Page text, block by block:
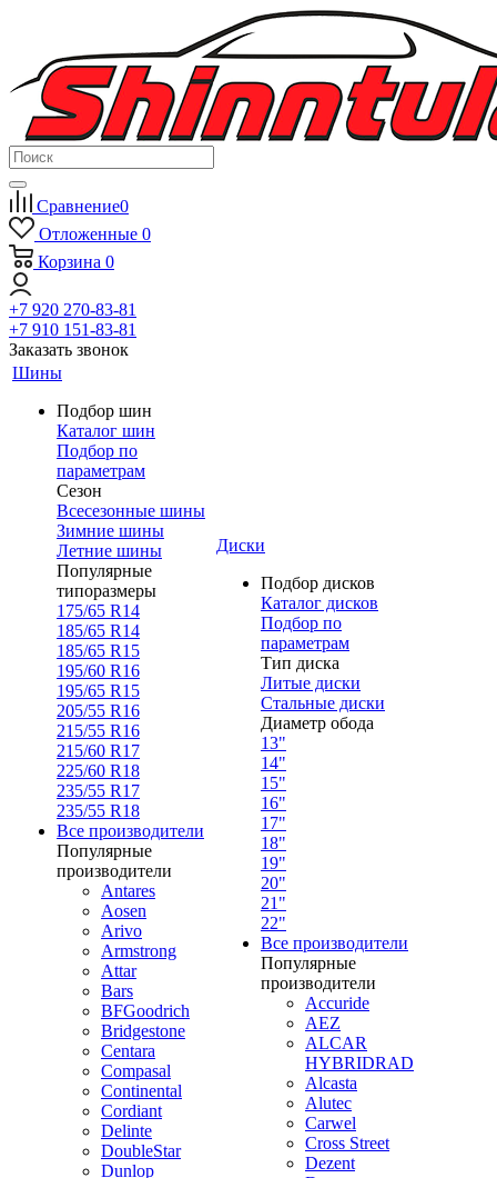
Сравнение0
Отложенные 0
Корзина 0
+7 920 270-83-81
+7 910 151-83-81
Заказать звонок
Шины
Подбор шин
Каталог шин
Подбор по
параметрам
Сезон
Всесезонные шины
Зимние шины
Летние шины
Популярные
типоразмеры
175/65 R14
185/65 R14
185/65 R15
195/60 R16
195/65 R15
205/55 R16
215/55 R16
215/60 R17
225/60 R18
235/55 R17
235/55 R18
Все производители
Популярные
производители
Antares
Aosen
Arivo
Armstrong
Attar
Bars
BFGoodrich
Bridgestone
Centara
Compasal
Continental
Cordiant
Delinte
DoubleStar
Dunlop
Диски
Подбор дисков
Каталог дисков
Подбор по
параметрам
Тип диска
Литые диски
Стальные диски
Диаметр обода
13"
14"
15"
16"
17"
18"
19"
20"
21"
22"
Все производители
Популярные
производители
Accuride
AEZ
ALCAR
HYBRIDRAD
Alcasta
Alutec
Carwel
Cross Street
Dezent